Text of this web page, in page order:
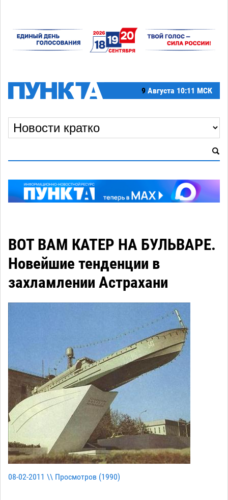
9 Августа 10:11 МСК
ВОТ ВАМ КАТЕР НА БУЛЬВАРЕ.
Новейшие тенденции в
захламлении Астрахани
08-02-2011 \\ Просмотров (1990)